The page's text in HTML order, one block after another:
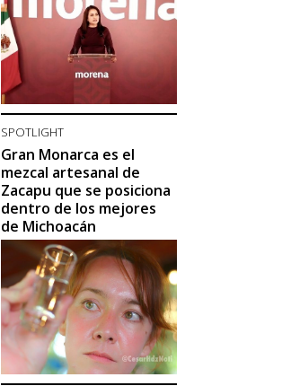
SPOTLIGHT
Gran Monarca es el
mezcal artesanal de
Zacapu que se posiciona
dentro de los mejores
de Michoacán